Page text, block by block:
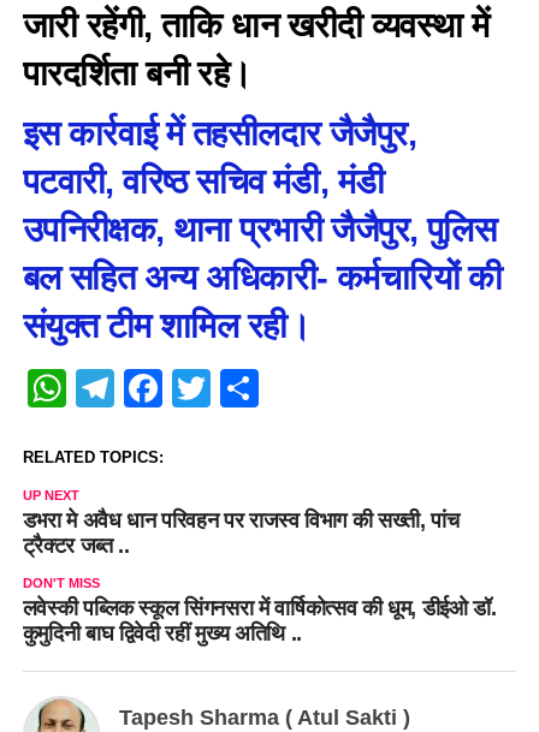
जारी रहेंगी, ताकि धान खरीदी व्यवस्था में
पारदर्शिता बनी रहे।
इस कार्रवाई में तहसीलदार जैजैपुर,
पटवारी, वरिष्ठ सचिव मंडी, मंडी
उपनिरीक्षक, थाना प्रभारी जैजैपुर, पुलिस
बल सहित अन्य अधिकारी- कर्मचारियों की
संयुक्त टीम शामिल रही।
WhatsApp
Telegram
Facebook
Twitter
Share
RELATED TOPICS:
UP NEXT
डभरा मे अवैध धान परिवहन पर राजस्व विभाग की सख्ती, पांच
ट्रैक्टर जब्त ..
DON'T MISS
लवेस्की पब्लिक स्कूल सिंगनसरा में वार्षिकोत्सव की धूम, डीईओ डॉ.
कुमुदिनी बाघ द्विवेदी रहीं मुख्य अतिथि ..
Tapesh Sharma ( Atul Sakti )